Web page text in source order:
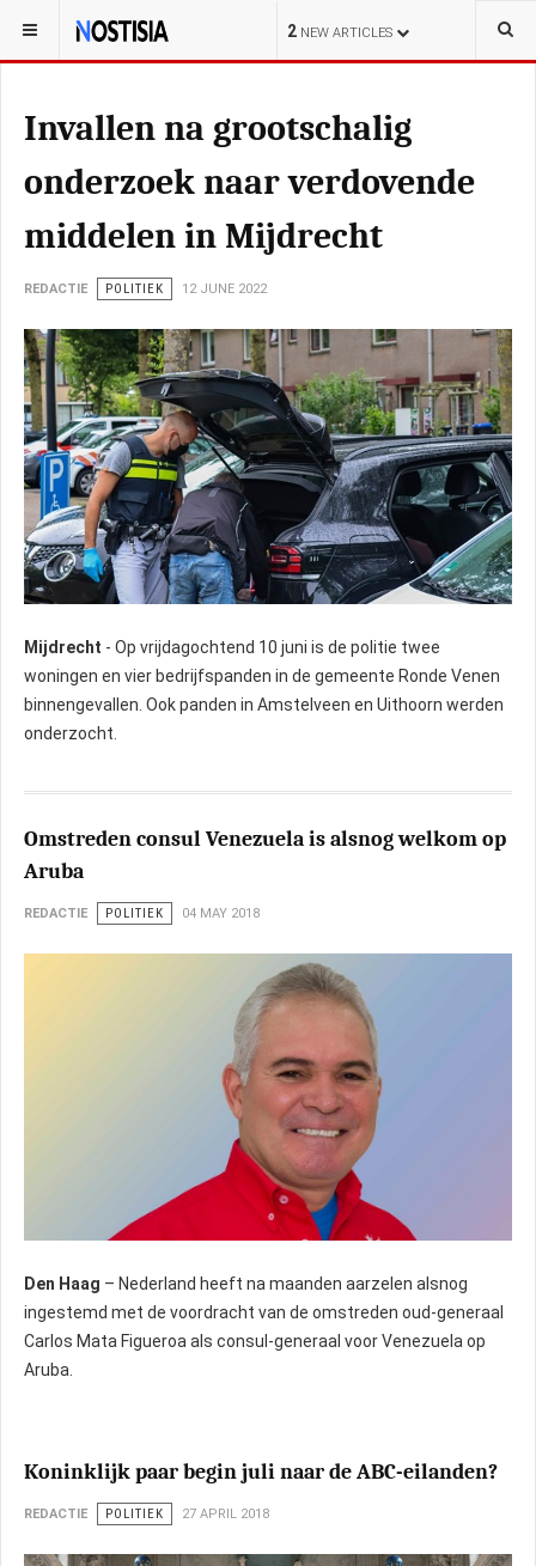
2 NEW ARTICLES
YOU ARE HERE: NEDERLAND
Invallen na grootschalig
onderzoek naar verdovende
middelen in Mijdrecht
REDACTIE POLITIEK 12 JUNE 2022
Mijdrecht - Op vrijdagochtend 10 juni is de politie twee
woningen en vier bedrijfspanden in de gemeente Ronde Venen
binnengevallen. Ook panden in Amstelveen en Uithoorn werden
onderzocht.
Omstreden consul Venezuela is alsnog welkom op
Aruba
REDACTIE POLITIEK 04 MAY 2018
Den Haag – Nederland heeft na maanden aarzelen alsnog
ingestemd met de voordracht van de omstreden oud-generaal
Carlos Mata Figueroa als consul-generaal voor Venezuela op
Aruba.
Koninklijk paar begin juli naar de ABC-eilanden?
REDACTIE POLITIEK 27 APRIL 2018